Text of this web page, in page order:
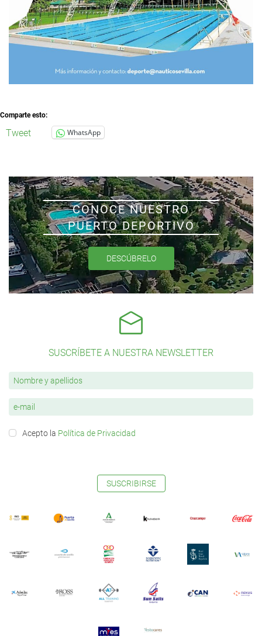
Comparte esto:
Tweet WhatsApp
CONOCE NUESTRO
PUERTO DEPORTIVO
DESCÚBRELO
SUSCRÍBETE A NUESTRA NEWSLETTER
Acepto la Política de Privacidad
SUSCRIBIRSE